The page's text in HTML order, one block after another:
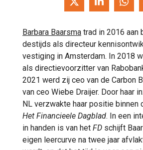
Barbara Baarsma trad in 2016 aan
destijds als directeur
vestiging in Amsterdam. In 2018
als directievoorzitter van
2021 werd zij ceo van de Carbon
van ceo Wiebe Draijer. Door haar
NL verzwakte haar positie binnen
Het Financieele Dagblad. In een
in handen is van het FD schijft
eigen leercurve na twee jaar